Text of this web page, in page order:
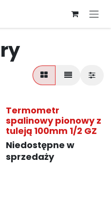
Termometr
spalinowy pionowy z
tuleją 100mm 1/2 GZ
Niedostępne w
sprzedaży